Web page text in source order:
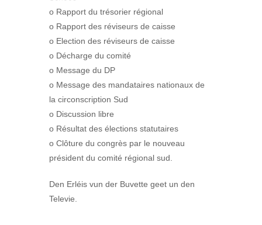
o Rapport du trésorier régional
o Rapport des réviseurs de caisse
o Election des réviseurs de caisse
o Décharge du comité
o Message du DP
o Message des mandataires nationaux de
la circonscription Sud
o Discussion libre
o Résultat des élections statutaires
o Clôture du congrès par le nouveau
président du comité régional sud.
Den Erléis vun der Buvette geet un den
Televie.